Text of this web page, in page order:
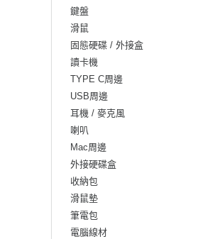
鍵盤
滑鼠
固態硬碟 / 外接盒
讀卡機
TYPE C周邊
USB周邊
耳機 / 麥克風
喇叭
Mac周邊
外接硬碟盒
收納包
滑鼠墊
筆電包
電腦線材